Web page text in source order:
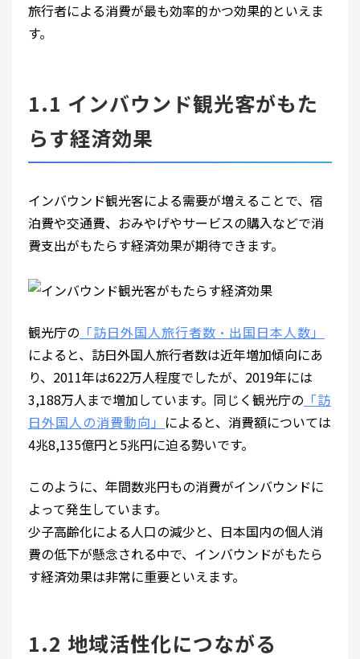
旅行者による消費が最も効率的かつ効果的といえま
す。
1.1 インバウンド観光客がもた
らす経済効果
インバウンド観光客による需要が増えることで、宿
泊費や交通費、おみやげやサービスの購入などで消
費支出がもたらす経済効果が期待できます。
観光庁の 「訪日外国人旅行者数・出国日本人数」
によると、訪日外国人旅行者数は近年増加傾向にあ
り、2011年は622万人程度でしたが、2019年には
3,188万人まで増加しています。同じく観光庁の 「訪
日外国人の消費動向」 によると、消費額については
4兆8,135億円と5兆円に迫る勢いです。
このように、年間数兆円もの消費がインバウンドに
よって発生しています。
少子高齢化による人口の減少と、日本国内の個人消
費の低下が懸念される中で、インバウンドがもたら
す経済効果は非常に重要といえます。
1.2 地域活性化につながる